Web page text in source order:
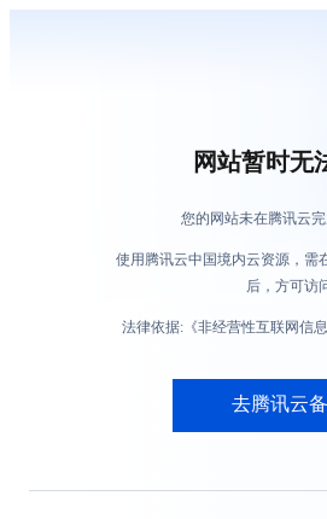
网站暂时无
您的网站未在腾讯云
使用腾讯云中国境内云资源，需
后，方可访
法律依据:《非经营性互联网信
去腾讯云